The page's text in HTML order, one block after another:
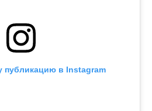
публикацию в Instagram